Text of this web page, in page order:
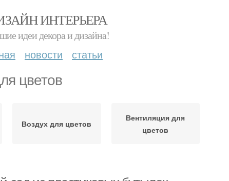
ИНТЕРЬЕРА
идеи декора и дизайна!
новости статьи
цветов
Воздух для цветов
Вентиляция для
цветов